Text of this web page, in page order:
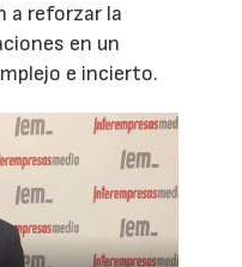
a reforzar la
en un
e incierto.